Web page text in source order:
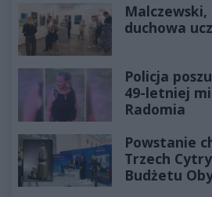
duchowa
Policja
49-letniej
Radomia
Powstanie
Trzech
Budżetu